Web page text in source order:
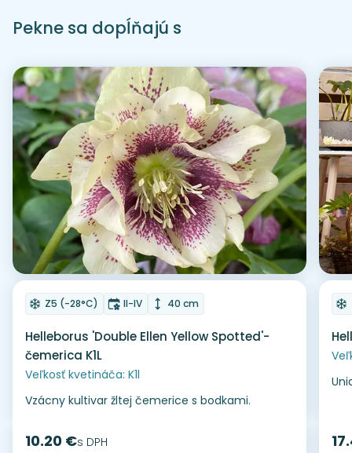
Pekne sa dopĺňajú s
Odober do zoznamu želaní
Mrazuvzdornosť
Z5 (-28°C) Doba kvitnutia
II-IV Výška rastliny
40 cm
Helleborus 'Double Ellen Yellow Spotted'-
čemerica K1L
Veľkosť kvetináča: K1l
Vzácny kultivar žltej čemerice s bodkami.
Cena
10.20 €s DPH